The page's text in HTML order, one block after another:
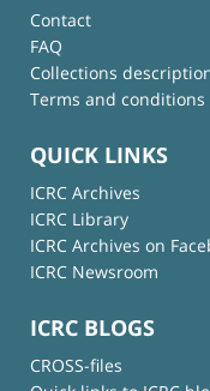
Contact
FAQ
Collections
Terms and conditions
QUICK LINKS
ICRC Archives
ICRC Library
ICRC Archives on
ICRC Newsroom
ICRC BLOGS
CROSS-files